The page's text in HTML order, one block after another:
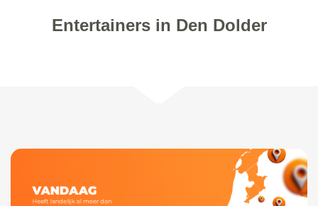
Entertainers in Den Dolder